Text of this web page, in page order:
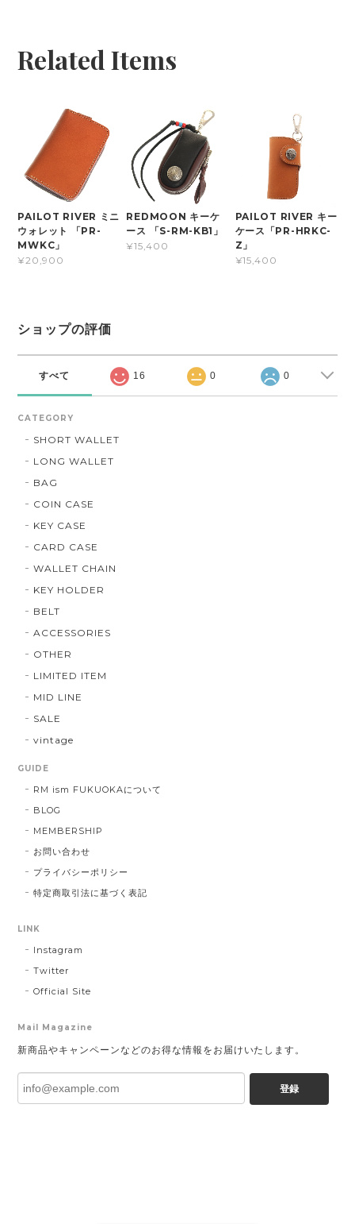
Related Items
PAILOT RIVER ミニ
ウォレット 「PR-
MWKC」
¥20,900
REDMOON キーケ
ース 「S-RM-KB1」
¥15,400
PAILOT RIVER キー
ケース「PR-HRKC-
Z」
¥15,400
ショップの評価
すべて 16 0 0
CATEGORY
SHORT WALLET
LONG WALLET
BAG
COIN CASE
KEY CASE
CARD CASE
WALLET CHAIN
KEY HOLDER
BELT
ACCESSORIES
OTHER
LIMITED ITEM
MID LINE
SALE
vintage
GUIDE
RM ism FUKUOKAについて
BLOG
MEMBERSHIP
お問い合わせ
プライバシーポリシー
特定商取引法に基づく表記
LINK
Instagram
Twitter
Official Site
Mail Magazine
新商品やキャンペーンなどのお得な情報をお届けいたします。
登録